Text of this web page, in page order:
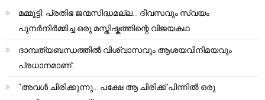
മമ്മൂട്ടി: പ്രതിഭ ജന്മസിദ്ധമല്ല… ദിവസവും സ്വയം
പുനർനിർമ്മിച്ച ഒരു മസ്തിഷ്കത്തിന്റെ വിജയകഥ
ദാമ്പത്യബന്ധത്തിൽ വിശ്വാസവും ആശയവിനിമയവും
പ്രധാനമാണ്.
“അവൾ ചിരിക്കുന്നു… പക്ഷേ ആ ചിരിക്ക് പിന്നിൽ ഒരു